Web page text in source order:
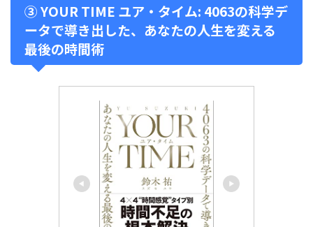
③ YOUR TIME ユア・タイム: 4063の科学デ
ータで導き出した、あなたの人生を変える
最後の時間術